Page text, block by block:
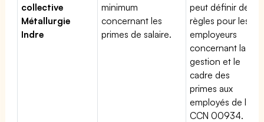
collective
Métallurgie
Indre
minimum
concernant les
primes de salaire.
peut définir des
règles pour les
employeurs
concernant la
gestion et le
cadre des
primes aux
employés de la
CCN 00934.